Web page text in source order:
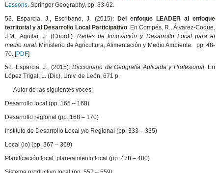
Lessons . Springer Geography, pp. 33-62.
53. Esparcia, J., Escribano, J. (2015): Del enfoque LEADER al enfoque
territorial y al Desarrollo Local Participativo. En Compés, R., Álvarez-Coque,
J.M., Aguilar, J. (Coord.): Redes de Innovación y Desarrollo Local para el
medio rural. Ministerio de Agricultura, Alimentación y Medio Ambiente. pp. 48-
70. [PDF]
52. Esparcia, J., (2015):Diccionario de Geografía Aplicada y Profesional. En
López Trigal, L. (Dir.), Univ. de León. 671 p.
Autor de las siguientes voces:
Desarrollo local (pp. 165 – 168)
Desarrollo regional (pp. 168 – 170)
Instituto de Desarrollo Local y/o Regional (pp. 333 – 335)
Local (lo) (pp. 367 – 369)
Planificación local, planeamiento local (pp. 478 – 480)